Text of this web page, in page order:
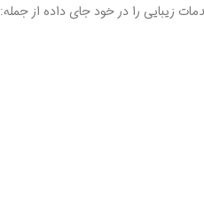
زیبایی را در خود جای داده از جمله: